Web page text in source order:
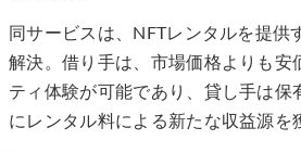
同サービスは、NFTレンタルを提供
解決。借り手は、市場価格よりも安
ティ体験が可能であり、貸し手は保
にレンタル料による新たな収益源を